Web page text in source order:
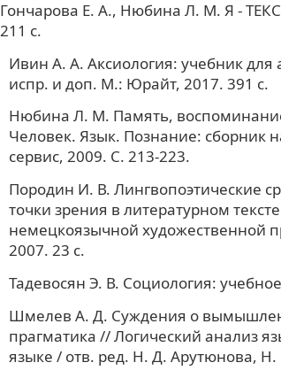
Гончарова Е. А., Нюбина Л. М. Я -
211 с.
Ивин А. А. Аксиология: учебник для
испр. и доп. М.: Юрайт, 2017. 391 с.
Нюбина Л. М. Память, воспоминание
Человек. Язык. Познание: сборник
сервис, 2009. С. 213-223.
Породин И. В. Лингвопоэтические
точки зрения в литературном
немецкоязычной художественной
2007. 23 с.
Тадевосян Э. В. Социология:
Шмелев А. Д. Суждения о
прагматика // Логический анализ
языке / отв. ред. Н. Д. Арутюнова,